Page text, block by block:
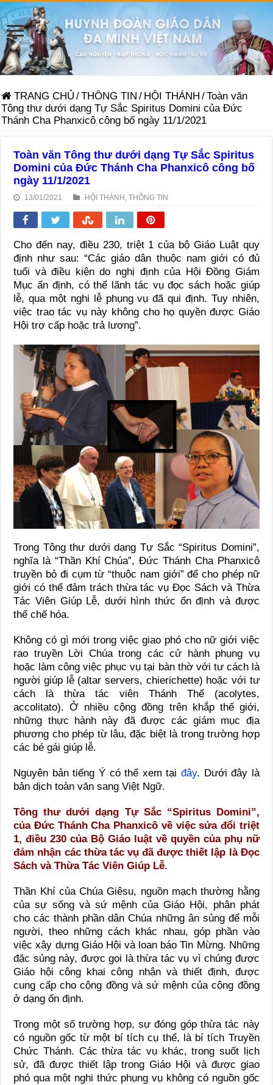
TRANG CHỦ /THÔNG TIN / HỘI THÁNH /Toàn văn
Tông thư dưới dạng Tự Sắc Spiritus Domini của Đức
Thánh Cha Phanxicô công bố ngày 11/1/2021
Toàn văn Tông thư dưới dạng Tự Sắc Spiritus
Domini của Đức Thánh Cha Phanxicô công bố
ngày 11/1/2021
13/01/2021 HỘI THÁNH ,THÔNG TIN
Cho đến nay, điều 230, triệt 1 của bộ Giáo Luật quy
định như sau: “Các giáo dân thuộc nam giới có đủ
tuổi và điều kiện do nghị định của Hội Ðồng Giám
Mục ấn định, có thể lãnh tác vụ đọc sách hoặc giúp
lễ, qua một nghi lễ phụng vụ đã qui định. Tuy nhiên,
việc trao tác vụ này không cho họ quyền được Giáo
Hội trợ cấp hoặc trả lương”.
Trong Tông thư dưới dạng Tự Sắc “Spiritus Domini”,
nghĩa là “Thần Khí Chúa”, Đức Thánh Cha Phanxicô
truyền bỏ đi cụm từ“thuộc nam giới” để cho phép nữ
giới có thể đảm trách thừa tác vụ Đọc Sách và Thừa
Tác Viên Giúp Lễ, dưới hình thức ổn định và được
thể chế hóa.
Không có gì mới trong việc giao phó cho nữ giới việc
rao truyền Lời Chúa trong các cử hành phụng vụ
hoặc làm công việc phục vụ tại bàn thờ với tư cách là
người giúp lễ (altar servers, chierichette) hoặc với tư
cách là thừa tác viên Thánh Thể (acolytes,
accolitato). Ở nhiều cộng đồng trên khắp thế giới,
những thực hành này đã được các giám mục địa
phương cho phép từ lâu, đặc biệt là trong trường hợp
các bé gái giúp lễ.
Nguyên bản tiếng Ý có thể xem tại đây. Dưới đây là
bản dịch toàn văn sang Việt Ngữ.
Tông thư dưới dạng Tự Sắc “Spiritus Domini”,
của Đức Thánh Cha Phanxicô về việc sửa đổi triệt
1, điều 230 của Bộ Giáo luật về quyền của phụ nữ
đảm nhận các thừa tác vụ đã được thiết lập là Đọc
Sách và Thừa Tác Viên Giúp Lễ.
Thần Khí của Chúa Giêsu, nguồn mạch thường hằng
của sự sống và sứ mệnh của Giáo Hội, phân phát
cho các thành phần dân Chúa những ân sủng để mỗi
người, theo những cách khác nhau, góp phần vào
việc xây dựng Giáo Hội và loan báo Tin Mừng. Những
đặc sủng này, được gọi là thừa tác vụ vì chúng được
Giáo hội công khai công nhận và thiết định, được
cung cấp cho cộng đồng và sứ mệnh của cộng đồng
ở dạng ổn định.
Trong một số trường hợp, sự đóng góp thừa tác này
có nguồn gốc từ một bí tích cụ thể, là bí tích Truyền
Chức Thánh. Các thừa tác vụ khác, trong suốt lịch
sử, đã được thiết lập trong Giáo Hội và được giao
phó qua một nghi thức phụng vụ không có nguồn gốc